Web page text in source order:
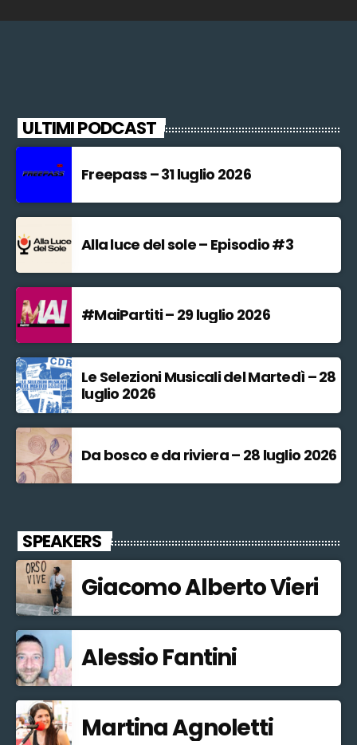
ULTIMI PODCAST
Freepass – 31 luglio 2026
Alla luce del sole – Episodio #3
#MaiPartiti – 29 luglio 2026
Le Selezioni Musicali del Martedì – 28
luglio 2026
Da bosco e da riviera – 28 luglio 2026
SPEAKERS
Giacomo Alberto Vieri
Alessio Fantini
Martina Agnoletti